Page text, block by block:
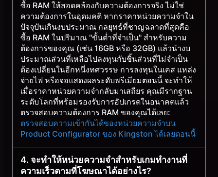
ซื้อ RAM ให้สอดคล้องกับความต้องการจริง ไม่ใช่
ความต้องการในอุดมคติ หากราคาหน่วยความจำใน
ปัจจุบันเกินงบประมาณ กลยุทธ์ที่ชาญฉลาดที่สุดคือ
ซื้อ RAM ในปริมาณ "ขั้นต่ำที่จำเป็น" สำหรับความ
ต้องการของคุณ (เช่น 16GB หรือ 32GB) แล้วนำงบ
ประมาณส่วนที่เหลือไปลงทุนกับชิ้นส่วนที่ไม่จำเป็น
ต้องเปลี่ยนในอีกหนึ่งทศวรรษ การลงทุนในเคส แหล่ง
จ่ายไฟ หรือจอแสดงผลระดับพรีเมียมตอนนี้ จะทำให้
เมื่อราคาหน่วยความจำกลับมาเสถียร คุณมีรากฐาน
ระดับโลกที่พร้อมรองรับการอัปเกรดในอนาคตแล้ว
ตรวจสอบความต้องการ RAM ของคุณได้เลย:
ตรวจสอบความเข้ากันได้ของหน่วยความจำบน
Product Configurator ของ Kingston ได้เลยตอนนี้
4. จะทำให้หน่วยความจำสำหรับเกมทำงานที่
ความเร็วตามที่โฆษณาได้อย่างไร?